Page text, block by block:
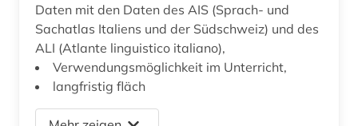
Daten mit den Daten des AIS (Sprach- und
Sachatlas Italiens und der Südschweiz) und des
ALI (Atlante linguistico italiano),
Verwendungsmöglichkeit im Unterricht,
langfristig fläch